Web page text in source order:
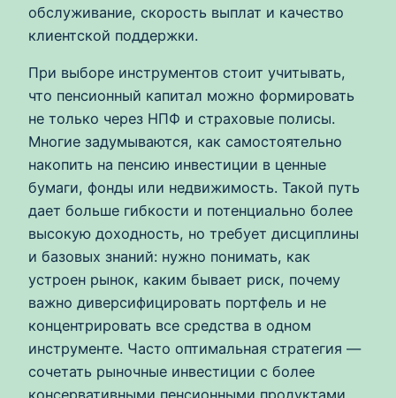
обслуживание, скорость выплат и качество
клиентской поддержки.
При выборе инструментов стоит учитывать,
что пенсионный капитал можно формировать
не только через НПФ и страховые полисы.
Многие задумываются, как самостоятельно
накопить на пенсию инвестиции в ценные
бумаги, фонды или недвижимость. Такой путь
дает больше гибкости и потенциально более
высокую доходность, но требует дисциплины
и базовых знаний: нужно понимать, как
устроен рынок, каким бывает риск, почему
важно диверсифицировать портфель и не
концентрировать все средства в одном
инструменте. Часто оптимальная стратегия —
сочетать рыночные инвестиции с более